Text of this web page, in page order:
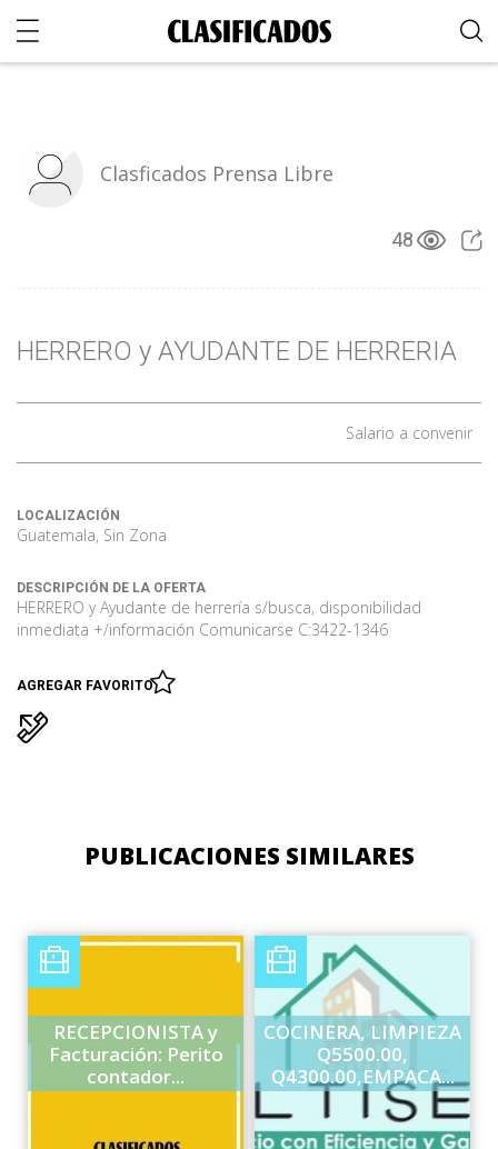
Clasficados Prensa Libre
48
HERRERO y AYUDANTE DE HERRERIA
Salario a convenir
LOCALIZACIÓN
Guatemala, Sin Zona
DESCRIPCIÓN DE LA OFERTA
HERRERO y Ayudante de herrería s/busca, disponibilidad
inmediata +/información Comunicarse C:3422-1346
AGREGAR FAVORITO
PUBLICACIONES SIMILARES
RECEPCIONISTA y
Facturación: Perito
contador...
COCINERA, LIMPIEZA
Q5500.00,
Q4300.00,EMPACA...